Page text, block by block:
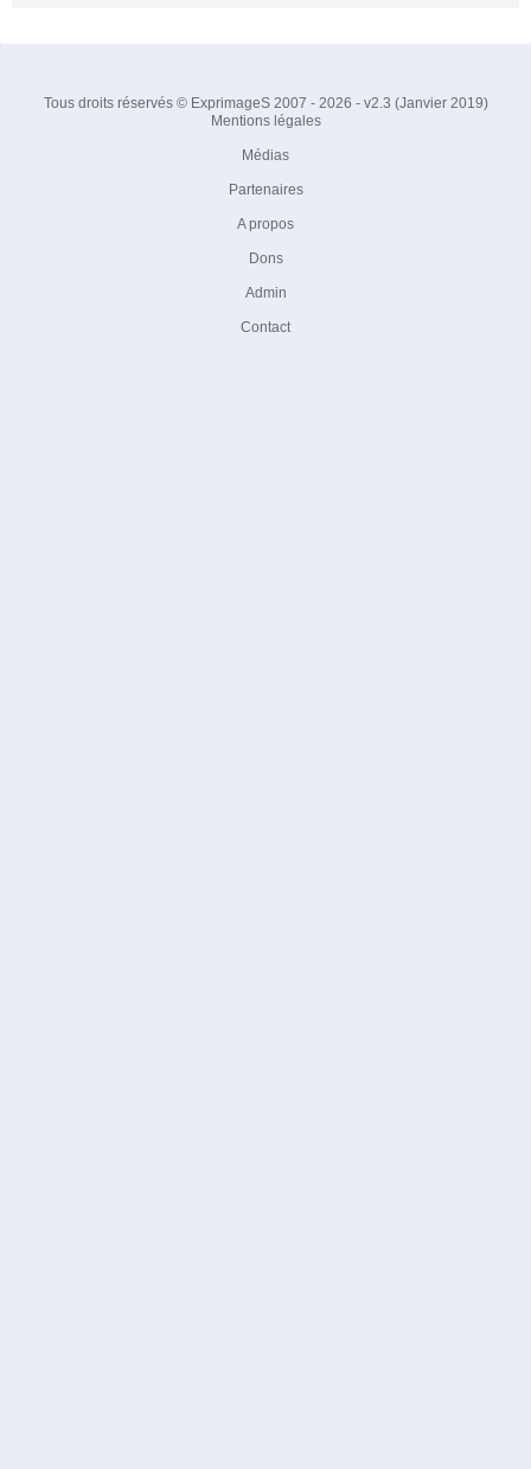
Tous droits réservés © ExprimageS 2007 - 2026 - v2.3 (Janvier 2019)
Mentions légales
Médias
Partenaires
A propos
Dons
Admin
Contact